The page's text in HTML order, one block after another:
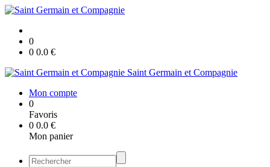
0
0 0.0 €
Saint Germain et Compagnie
Mon compte
0
Favoris
0 0.0 €
Mon panier